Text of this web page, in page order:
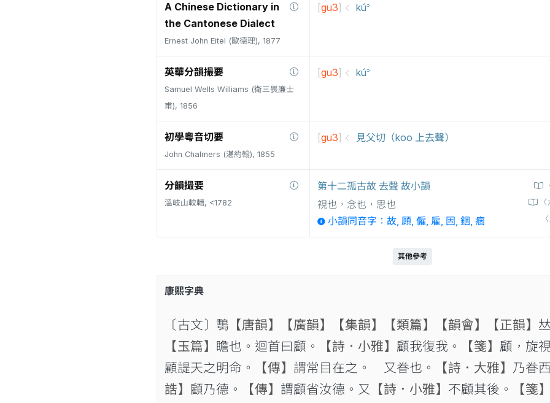
A Chinese Dictionary in
the Cantonese Dialect
Ernest John Eitel (歐德理), 1877
[gu3] kú꜄
英華分韻撮要
Samuel Wells Williams (衛三畏廉士
甫), 1856
[gu3] kú꜄
初學粵音切要
John Chalmers (湛約翰), 1855
[gu3] 見父切（koo 上去聲）
分韻撮要
溫岐山較輯, <1782
第十二孤古故 去聲 故小韻
視也，念也，思也
小韻同音字：故, 頋, 僱, 雇, 固, 錮, 痼
其他參考
康熙字典
〔古文〕𪄮 【唐韻】 【廣韻】 【集韻】 【類篇】 【韻會】 【正韻】
【玉篇】 瞻也。迴首曰顧。 【詩．小雅】 顧我復我。 【箋】 顧，旋
顧諟天之明命。
【傳】 謂常目在之。 又眷也。 【詩．大雅】 乃眷
誥】 顧乃德。 【傳】 謂顧省汝德。又 【詩．小雅】 不顧其後。 【箋